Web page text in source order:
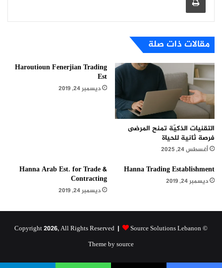
مقالات ذات صلة
التقنيات الذكيّة تمنح المرضى
فرصة ثانية للحياة
أغسطس 24, 2025
Haroutioun Fenerjian Trading
Est
ديسمبر 24, 2019
Hanna Trading Establishment
ديسمبر 24, 2019
Hanna Arab Est. for Trade &
Contracting
ديسمبر 24, 2019
© Copyright 2026, All Rights Reserved |
Source Solutions Lebanon
Theme by source